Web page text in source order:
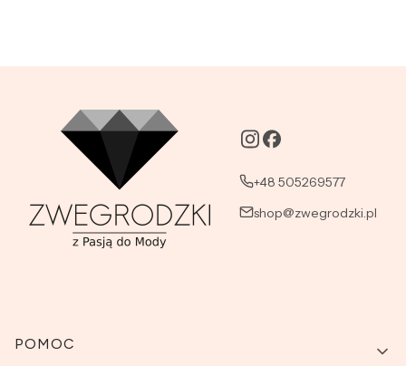
+48 505269577
shop@zwegrodzki.pl
Linki w stopce
POMOC